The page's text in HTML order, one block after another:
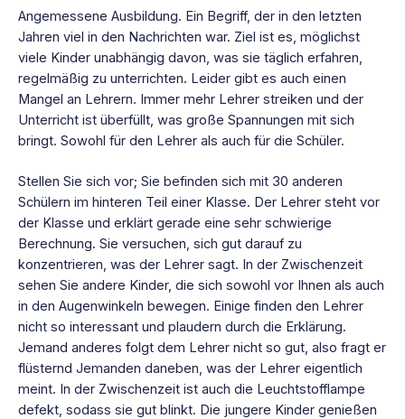
Angemessene Ausbildung. Ein Begriff, der in den letzten
Jahren viel in den Nachrichten war. Ziel ist es, möglichst
viele Kinder unabhängig davon, was sie täglich erfahren,
regelmäßig zu unterrichten. Leider gibt es auch einen
Mangel an Lehrern. Immer mehr Lehrer streiken und der
Unterricht ist überfüllt, was große Spannungen mit sich
bringt. Sowohl für den Lehrer als auch für die Schüler.
Stellen Sie sich vor; Sie befinden sich mit 30 anderen
Schülern im hinteren Teil einer Klasse. Der Lehrer steht vor
der Klasse und erklärt gerade eine sehr schwierige
Berechnung. Sie versuchen, sich gut darauf zu
konzentrieren, was der Lehrer sagt. In der Zwischenzeit
sehen Sie andere Kinder, die sich sowohl vor Ihnen als auch
in den Augenwinkeln bewegen. Einige finden den Lehrer
nicht so interessant und plaudern durch die Erklärung.
Jemand anderes folgt dem Lehrer nicht so gut, also fragt er
flüsternd Jemanden daneben, was der Lehrer eigentlich
meint. In der Zwischenzeit ist auch die Leuchtstofflampe
defekt, sodass sie gut blinkt. Die jungere Kinder genießen